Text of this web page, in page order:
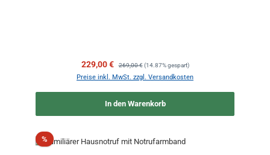
Verkaufspreis:
229,00 € Regulärer Preis:
269,00 € (14.87% gespart)
Preise inkl. MwSt. zzgl. Versandkosten
In den Warenkorb
%Rabatt